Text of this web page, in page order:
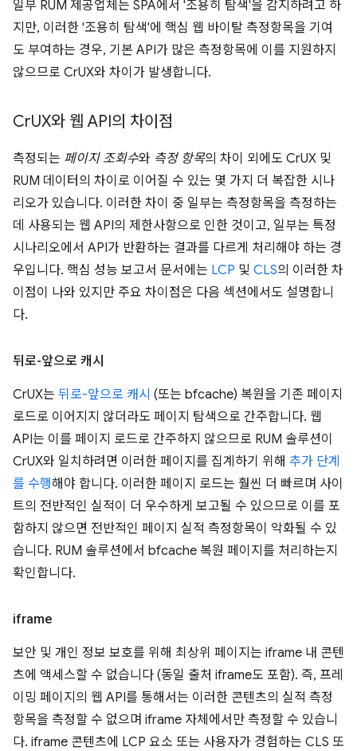
일부 RUM 제공업체는 SPA에서 '조용히 탐색'을 감지하려고 하
지만, 이러한 '조용히 탐색'에 핵심 웹 바이탈 측정항목을 기여
도 부여하는 경우, 기본 API가 많은 측정항목에 이를 지원하지
않으므로 CrUX와 차이가 발생합니다.
CrUX와 웹 API의 차이점
측정되는 페이지 조회수와 측정 항목의 차이 외에도 CrUX 및
RUM 데이터의 차이로 이어질 수 있는 몇 가지 더 복잡한 시나
리오가 있습니다. 이러한 차이 중 일부는 측정항목을 측정하는
데 사용되는 웹 API의 제한사항으로 인한 것이고, 일부는 특정
시나리오에서 API가 반환하는 결과를 다르게 처리해야 하는 경
우입니다. 핵심 성능 보고서 문서에는 LCP 및 CLS의 이러한 차
이점이 나와 있지만 주요 차이점은 다음 섹션에서도 설명합니
다.
뒤로-앞으로 캐시
CrUX는 뒤로-앞으로 캐시 (또는 bfcache) 복원을 기존 페이지
로드로 이어지지 않더라도 페이지 탐색으로 간주합니다. 웹
API는 이를 페이지 로드로 간주하지 않으므로 RUM 솔루션이
CrUX와 일치하려면 이러한 페이지를 집계하기 위해 추가 단계
를 수행해야 합니다. 이러한 페이지 로드는 훨씬 더 빠르며 사이
트의 전반적인 실적이 더 우수하게 보고될 수 있으므로 이를 포
함하지 않으면 전반적인 페이지 실적 측정항목이 악화될 수 있
습니다. RUM 솔루션에서 bfcache 복원 페이지를 처리하는지
확인합니다.
iframe
보안 및 개인 정보 보호를 위해 최상위 페이지는 iframe 내 콘텐
츠에 액세스할 수 없습니다 (동일 출처 iframe도 포함). 즉, 프레
이밍 페이지의 웹 API를 통해서는 이러한 콘텐츠의 실적 측정
항목을 측정할 수 없으며 iframe 자체에서만 측정할 수 있습니
다. iframe 콘텐츠에 LCP 요소 또는 사용자가 경험하는 CLS 또